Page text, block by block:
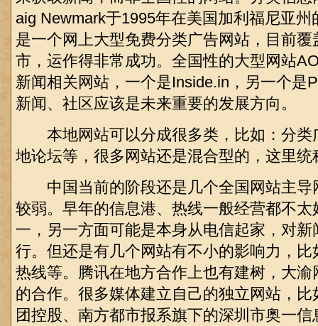
aig Newmark于1995年在美国加利福尼亚
是一个网上大型免费分类广告网站，目前覆
市，运作得非常成功。全国性的大型网站
新闻相关网站，一个是Inside.in，另一个是
新闻、社区应该是未来重要的发展方向。
本地网站可以分成很多类，比如：分类
地论坛等，很多网站还是混合型的，这里统
中国当前的阶段还是几个全国网站主导
较弱。早年的信息港、热线一般经营都不
一，另一方面可能是本身从电信起家，对
行。但还是有几个网站有不小的影响力，
热线等。腾讯在地方合作上也有建树，大
的合作。很多媒体建立自己的独立网站，
团控股、南方都市报系旗下的深圳市奥一